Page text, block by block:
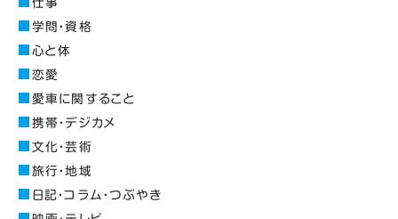
学問・資格
心と体
恋愛
愛車に関すること
携帯・デジカメ
文化・芸術
旅行・地域
日記・コラム・つぶやき